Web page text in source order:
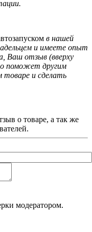
в нашей
и имеете опыт
Ваш отзыв (вверху
поможет другим
товаре и сделать
о товаре, а так же
модератором.